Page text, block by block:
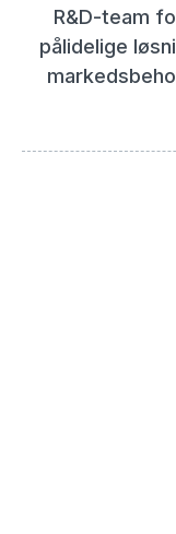
R&D-team
pålidelige